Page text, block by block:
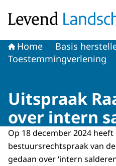
Home
Basis
Toestemmingverlening
Uitspraak
over intern
Op 18 december 2024
bestuursrechtspraak van
gedaan over ‘intern